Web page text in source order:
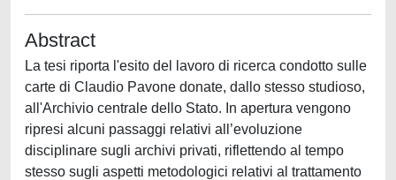
Abstract
La tesi riporta l'esito del lavoro di ricerca condotto sulle
carte di Claudio Pavone donate, dallo stesso studioso,
all'Archivio centrale dello Stato. In apertura vengono
ripresi alcuni passaggi relativi all’evoluzione
disciplinare sugli archivi privati, riflettendo al tempo
stesso sugli aspetti metodologici relativi al trattamento